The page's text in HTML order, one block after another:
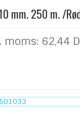
mm. 250 m. /
moms: 62,44